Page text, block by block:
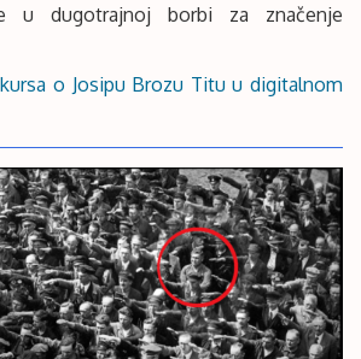
u dugotrajnoj borbi za značenje
o Josipu Brozu Titu u digitalnom